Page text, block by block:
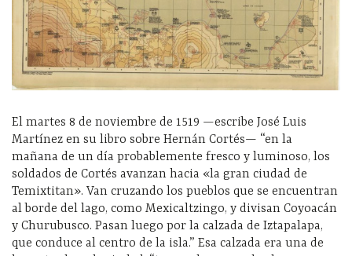
El martes 8 de noviembre de 1519 —escribe José Luis
Martínez en su libro sobre Hernán Cortés— “en la
mañana de un día probablemente fresco y luminoso, los
soldados de Cortés avanzan hacia «la gran ciudad de
Temixtitan». Van cruzando los pueblos que se encuentran
al borde del lago, como Mexicaltzingo, y divisan Coyoacán
y Churubusco. Pasan luego por la calzada de Iztapalapa,
que conduce al centro de la isla.” Esa calzada era una de